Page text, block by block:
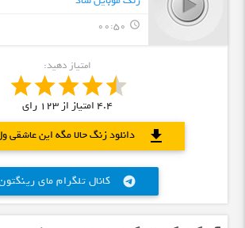
query_builder
00:50
امتیاز دهید:
4.4 امتیاز از123 رای
دانلود زنگ حالا مگه این عاشقی
download
کانال تلگرام مای telegram